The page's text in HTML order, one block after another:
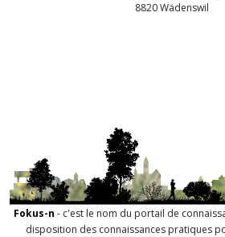
8820 Wädenswil
Fokus-n - c'est le nom du portail de
disposition des connaissances pratiques